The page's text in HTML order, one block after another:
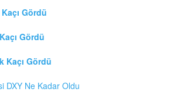
Gördü
Gördü
Kaçı Gördü
DXY Ne Kadar Oldu